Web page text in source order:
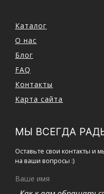
Каталог
О нас
Блог
FAQ
Контакты
Карта сайта
МЫ ВСЕГДА
Оставьте свои контакты и
на ваши вопросы :)
Ваше имя